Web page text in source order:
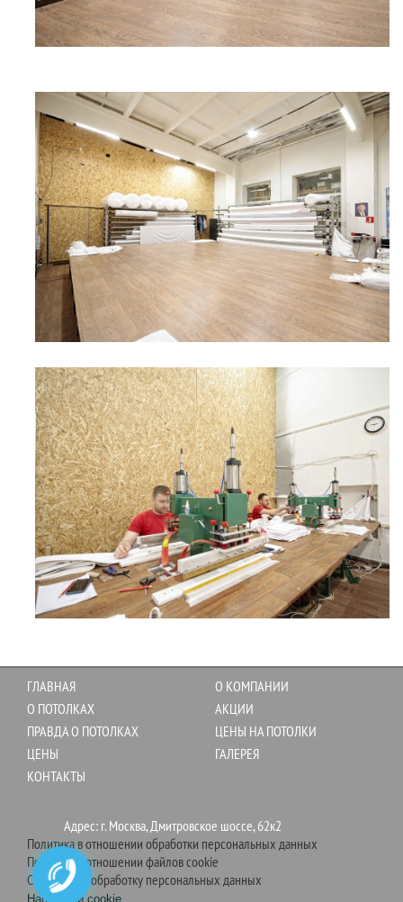
ГЛАВНАЯ
О КОМПАНИИ
О ПОТОЛКАХ
АКЦИИ
ПРАВДА О ПОТОЛКАХ
ЦЕНЫ НА ПОТОЛКИ
ЦЕНЫ
ГАЛЕРЕЯ
КОНТАКТЫ
Адрес: г. Москва, Дмитровское шоссе, 62к2
Политика в отношении обработки персональных данных
Политика в отношении файлов cookie
Согласие на обработку персональных данных
Настройки cookie